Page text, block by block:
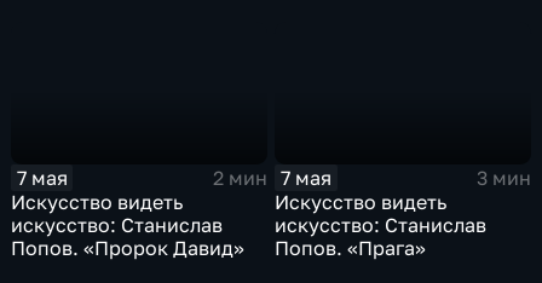
7 мая
2 мин
Искусство видеть
искусство: Станислав
Попов. «Пророк Давид»
7 мая
3 мин
Искусство видеть
искусство: Станислав
Попов. «Прага»